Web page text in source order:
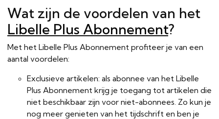
Wat zijn de voordelen van het
Libelle Plus Abonnement?
Met het Libelle Plus Abonnement profiteer je van een
aantal voordelen:
Exclusieve artikelen: als abonnee van het Libelle
Plus Abonnement krijg je toegang tot artikelen die
niet beschikbaar zijn voor niet-abonnees. Zo kun je
nog meer genieten van het tijdschrift en ben je